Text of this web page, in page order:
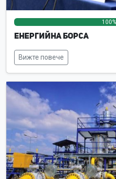
100%
Енергийна борса
Вижте повече